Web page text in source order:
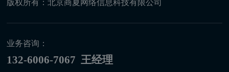
版权所有：北京商夏网络信息科技有限公司
业务咨询：
132-6006-7067 王经理